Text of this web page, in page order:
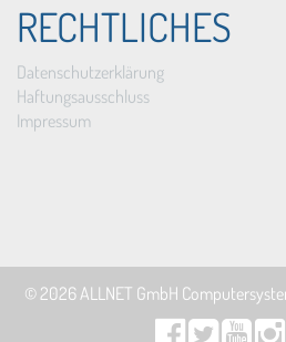
RECHTLICHES
Datenschutzerklärung
Haftungsausschluss
Impressum
© 2026ALLNET GmbH